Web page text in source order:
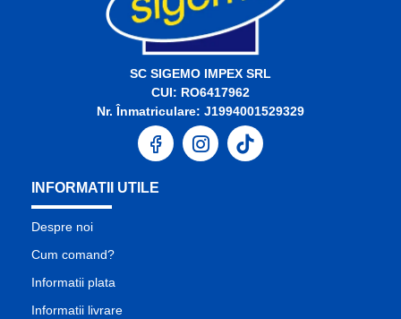
SC SIGEMO IMPEX SRL
CUI: RO6417962
Nr. Înmatriculare: J1994001529329
INFORMATII UTILE
Despre noi
Cum comand?
Informatii plata
Informatii livrare